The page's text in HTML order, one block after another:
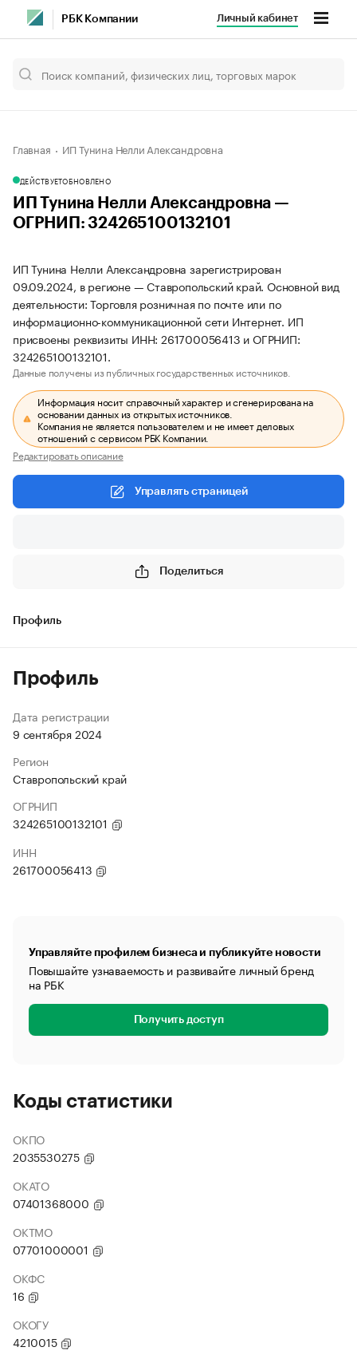
РБК Компании Личный кабинет
Главная ИП Тунина Нелли Александровна
ДЕЙСТВУЕТОБНОВЛЕНО
ИП Тунина Нелли Александровна —
ОГРНИП: 324265100132101
ИП Тунина Нелли Александровна зарегистрирован
09.09.2024, в регионе — Ставропольский край. Основной вид
деятельности: Торговля розничная по почте или по
информационно-коммуникационной сети Интернет. ИП
присвоены реквизиты ИНН: 261700056413 и ОГРНИП:
324265100132101.
Данные получены из публичных государственных источников.
Информация носит справочный характер и сгенерирована на
основании данных из открытых источников.
Компания не является пользователем и не имеет деловых
отношений с сервисом РБК Компании.
Редактировать описание
Управлять страницей
Поделиться
Профиль
Профиль
Дата регистрации
9 сентября 2024
Регион
Ставропольский край
ОГРНИП
324265100132101
ИНН
261700056413
Управляйте профилем бизнеса и публикуйте новости
Повышайте узнаваемость и развивайте личный бренд
на РБК
Получить доступ
Коды статистики
ОКПО
2035530275
ОКАТО
07401368000
ОКТМО
07701000001
ОКФС
16
ОКОГУ
4210015